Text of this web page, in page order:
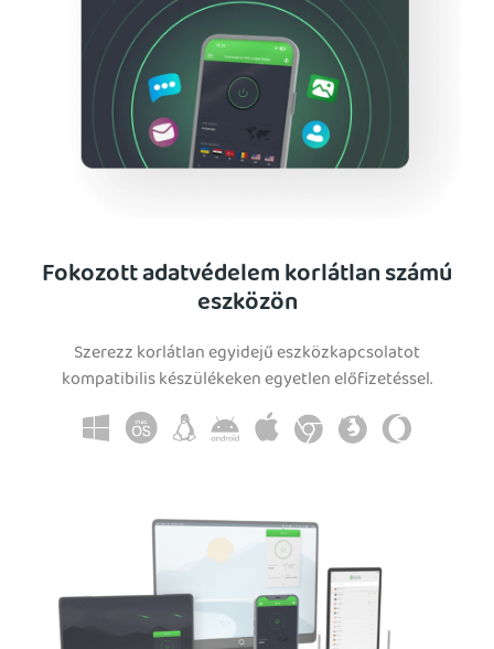
Fokozott adatvédelem korlátlan számú
eszközön
Szerezz korlátlan egyidejű eszközkapcsolatot
kompatibilis készülékeken egyetlen előfizetéssel.